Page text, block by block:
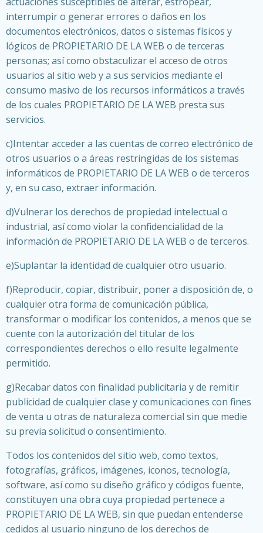
interrumpir o generar errores o daños en los
documentos electrónicos, datos o sistemas físicos y
lógicos de PROPIETARIO DE LA WEB o de terceras
personas; así como obstaculizar el acceso de otros
usuarios al sitio web y a sus servicios mediante el
consumo masivo de los recursos informáticos a través
de los cuales PROPIETARIO DE LA WEB presta sus
servicios.
c)Intentar acceder a las cuentas de correo electrónico de
otros usuarios o a áreas restringidas de los sistemas
informáticos de PROPIETARIO DE LA WEB o de terceros
y, en su caso, extraer información.
d)Vulnerar los derechos de propiedad intelectual o
industrial, así como violar la confidencialidad de la
información de PROPIETARIO DE LA WEB o de terceros.
e)Suplantar la identidad de cualquier otro usuario.
f)Reproducir, copiar, distribuir, poner a disposición de, o
cualquier otra forma de comunicación pública,
transformar o modificar los contenidos, a menos que se
cuente con la autorización del titular de los
correspondientes derechos o ello resulte legalmente
permitido.
g)Recabar datos con finalidad publicitaria y de remitir
publicidad de cualquier clase y comunicaciones con fines
de venta u otras de naturaleza comercial sin que medie
su previa solicitud o consentimiento.
Todos los contenidos del sitio web, como textos,
fotografías, gráficos, imágenes, iconos, tecnología,
software, así como su diseño gráfico y códigos fuente,
constituyen una obra cuya propiedad pertenece a
PROPIETARIO DE LA WEB, sin que puedan entenderse
cedidos al usuario ninguno de los derechos de